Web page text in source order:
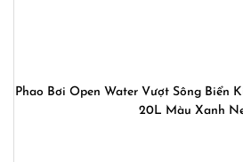
Phao Bơi Open Water Vượt Sông Biển
20L Màu Xanh